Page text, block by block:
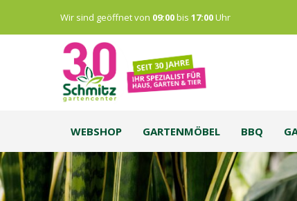
Wir sind geöffnet von 09:00bis 17:00Uhr
WEBSHOP GARTENMÖBEL BBQ